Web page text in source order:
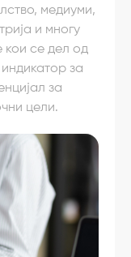
медиуми,
и многу
кои се дел од
индикатор за
за
цели.